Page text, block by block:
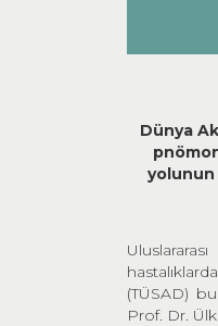
Dünya
yolunun
(TÜSAD)
Prof. Dr.